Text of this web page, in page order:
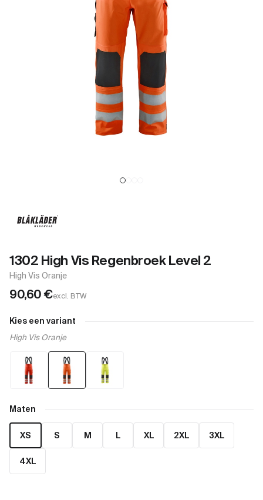
1302 High Vis Regenbroek Level 2
High Vis Oranje
90,60€excl. BTW
Kies een variant
High Vis Oranje
Maten
XS S M L XL 2XL 3XL
4XL